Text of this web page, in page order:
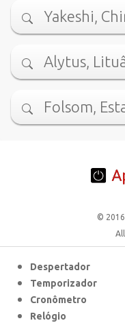
Yakeshi,
Alytus,
Folsom,
©
Despertador
Temporizador
Cronômetro
Relógio